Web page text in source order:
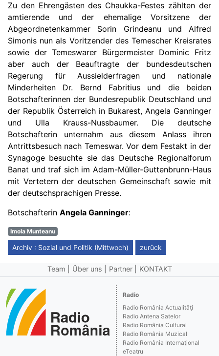
Zu den Ehrengästen des Chaukka-Festes zählten der
amtierende und der ehemalige Vorsitzene der
Abgeordnetenkammer Sorin Grindeanu und Alfred
Simonis nun als Voritzender des Temescher Kreisrates
sowie der Temeswarer Bürgermeister Dominic Fritz
aber auch der Beauftragte der bundesdeutschen
Regerung für Aussielderfragen und nationale
Minderheiten Dr. Bernd Fabritius und die beiden
Botschafterinnen der Bundesrepublik Deutschland und
der Republik Österreich in Bukarest, Angela Ganninger
und Ulla Krauss-Nussbaumer. Die deutsche
Botschafterin unternahm aus diesem Anlass ihren
Antrittsbesuch nach Temeswar. Vor dem Festakt in der
Synagoge besuchte sie das Deutsche Regionalforum
Banat und traf sich im Adam-Müller-Guttenbrunn-Haus
mit Vertetern der deutschen Gemeinschaft sowie mit
der deutschsprachigen Presse.
Botschafterin Angela Ganninger:
Imola Munteanu
Archiv : Sozial und Politik (Mittwoch) zurück
Team Über uns Partner KONTAKT
Radio
Radio România Actualităţi
Radio Antena Satelor
Radio România Cultural
Radio România Muzical
Radio România Internaţional
eTeatru